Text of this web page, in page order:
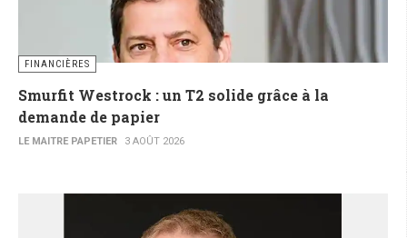
FINANCIÈRES
Smurfit Westrock : un T2 solide grâce à la
demande de papier
LE MAITRE PAPETIER 3 AOÛT 2026